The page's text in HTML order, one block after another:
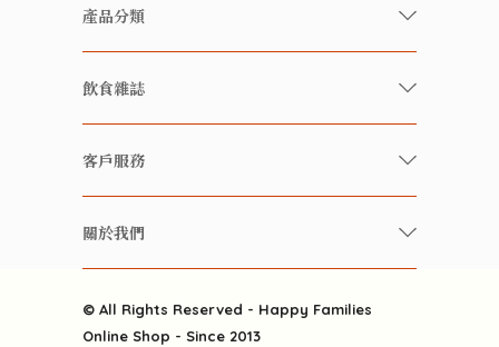
產品分類
有機/無農藥新鮮蔬果
有機 / 無添加飲品
養生保健好東西
酒類
雜貨部
飲食雜誌
快樂家庭 飲食雜誌
雲南搜食記
粒粒皆辛苦
快樂電視台
客戶服務
常見問題
關於我們
送貨
© All Rights Reserved - Happy Families
Online Shop - Since 2013